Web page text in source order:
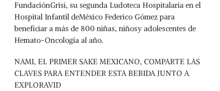
FundaciónGrisi, su segunda Ludoteca Hospitalaria en el
Hospital Infantil deMéxico Federico Gómez para
beneficiar a más de 800 niñas, niñosy adolescentes de
Hemato-Oncología al año.
NAMI, EL PRIMER SAKE MEXICANO, COMPARTE LAS
CLAVES PARA ENTENDER ESTA BEBIDA JUNTO A
EXPLORAVID